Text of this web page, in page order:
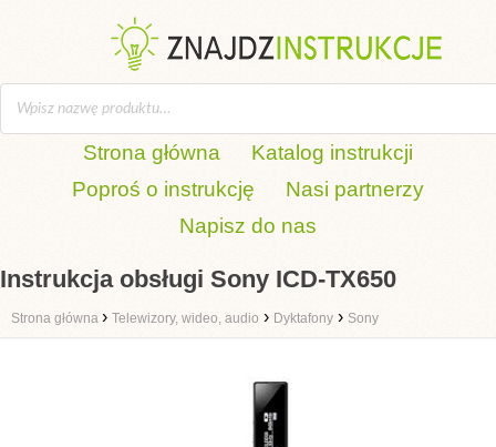
Strona główna
Katalog instrukcji
Poproś o instrukcję
Nasi partnerzy
Napisz do nas
Instrukcja obsługi Sony ICD-TX650
Strona główna › Telewizory, wideo, audio › Dyktafony › Sony